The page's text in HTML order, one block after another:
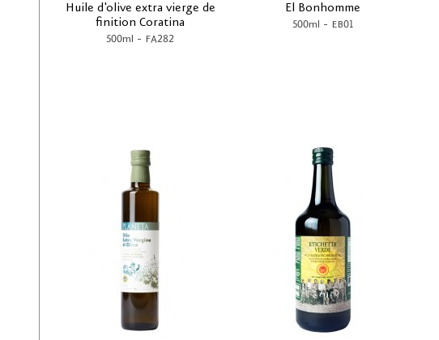
Huile d'olive extra vierge de
finition Coratina
500ml - FA282
El Bonhomme
500ml - EB01